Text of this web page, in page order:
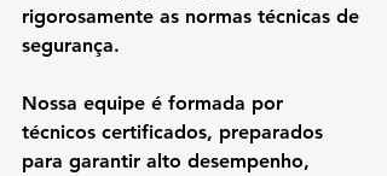
rigorosamente as normas técnicas de
segurança.
Nossa equipe é formada por
técnicos certificados, preparados
para garantir alto desempenho,